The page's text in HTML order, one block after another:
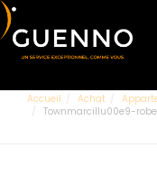
Accueil Achat
Townmarcillu00e9-